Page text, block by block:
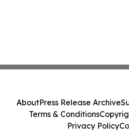
AboutPress Release Archive
Terms & Conditions
Privacy Policy